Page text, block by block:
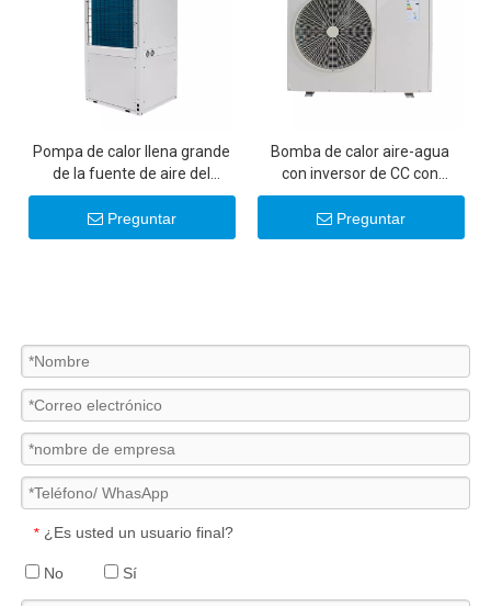
Pompa de calor llena grande
de la fuente de aire del
inversor de Monoblock de la
capacidad de calefacción
32KW R410A
Preguntar
Bomba de calor aire-agua
con inversor de CC con
etiqueta energética A+++ de
9,5 KW - Tipo monobloque
Preguntar
* ¿Es usted un usuario final?
No Sí